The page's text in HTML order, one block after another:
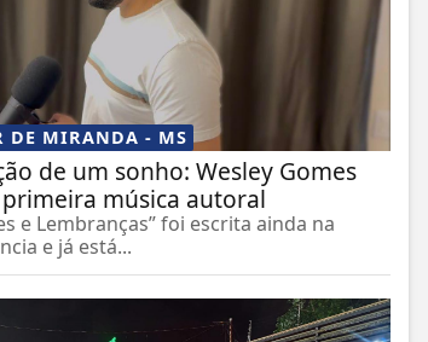
DE MIRANDA - MS
de um sonho: Wesley Gomes
música autoral
e Lembranças” foi escrita ainda na
e já está...